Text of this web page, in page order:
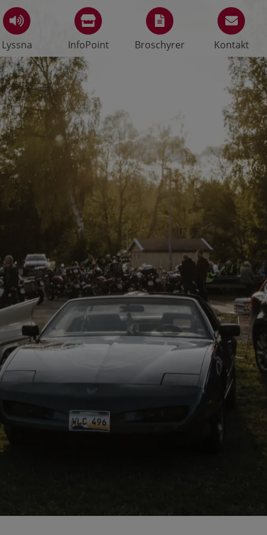
Lyssna InfoPoint Broschyrer Kontakt